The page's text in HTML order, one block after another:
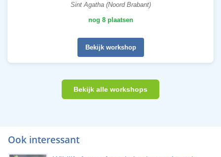
Sint Agatha (Noord Brabant)
nog 8 plaatsen
Bekijk workshop
Bekijk alle workshops
Ook interessant